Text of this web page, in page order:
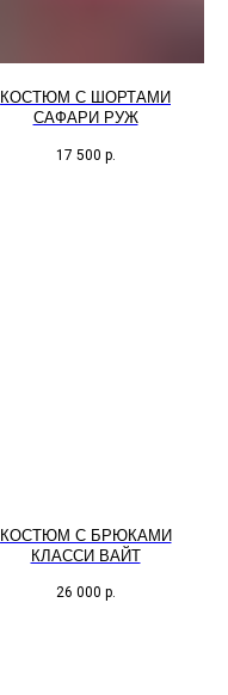
КОСТЮМ С ШОРТАМИ
САФАРИ РУЖ
17 500 р.
КОСТЮМ С БРЮКАМИ
КЛАССИ ВАЙТ
26 000 р.